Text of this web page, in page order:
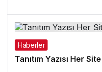
Haberler
Tanıtım Yazısı Her